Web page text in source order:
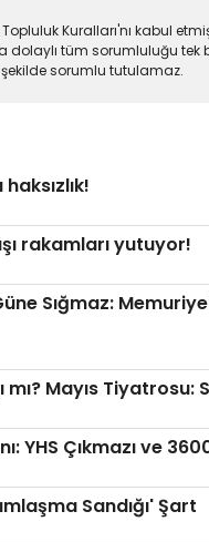
Kuralları'nı kabul
tüm sorumluluğu tek
sorumlu tutulamaz.
rakamları yutuyor!
Sığmaz:
mı? ​Mayıs
YHS Çıkmazı ve
Sandığı' Şart